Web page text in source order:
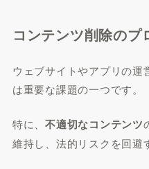
コンテンツ削除の
ウェブサイトやアプリの運
は重要な課題の一つです。
特に、不適切なコンテンツ
維持し、法的リスクを回避